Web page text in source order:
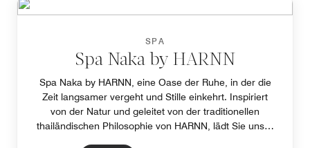
SPA
Spa Naka by HARNN
Spa Naka by HARNN, eine Oase der Ruhe, in der die
Zeit langsamer vergeht und Stille einkehrt. Inspiriert
von der Natur und geleitet von der traditionellen
thailändischen Philosophie von HARNN, lädt Sie unser